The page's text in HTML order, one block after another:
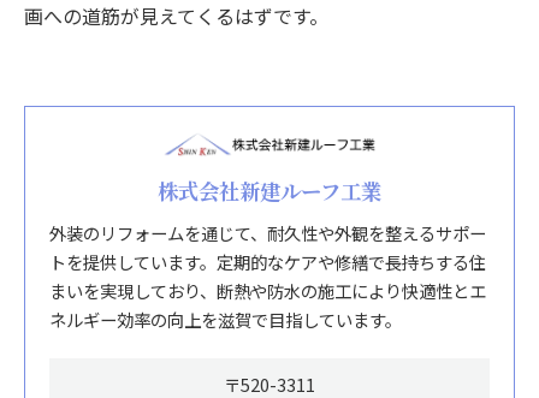
画への道筋が見えてくるはずです。
株式会社新建ルーフ工業
外装のリフォームを通じて、耐久性や外観を整えるサポー
トを提供しています。定期的なケアや修繕で長持ちする住
まいを実現しており、断熱や防水の施工により快適性とエ
ネルギー効率の向上を滋賀で目指しています。
〒520-3311